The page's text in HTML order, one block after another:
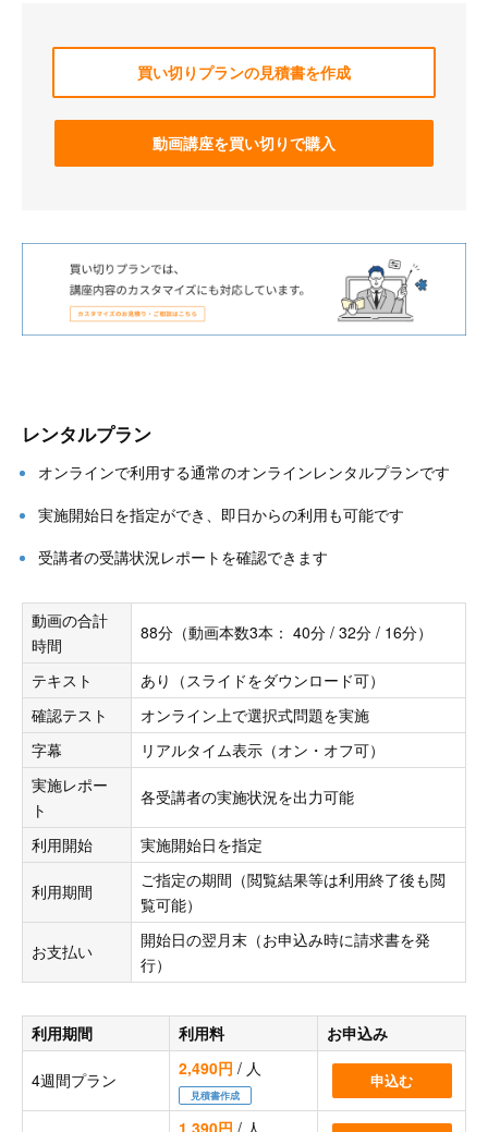
買い切りプランの見積書を作成
動画講座を買い切りで購入
レンタルプラン
オンラインで利用する通常のオンラインレンタルプランです
実施開始日を指定ができ、即日からの利用も可能です
受講者の受講状況レポートを確認できます
動画の合計
時間
88分（動画本数3本： 40分 / 32分 / 16分）
テキスト
あり（スライドをダウンロード可）
確認テスト
オンライン上で選択式問題を実施
字幕
リアルタイム表示（オン・オフ可）
実施レポー
ト
各受講者の実施状況を出力可能
利用開始 実施開始日を指定
利用期間
ご指定の期間（閲覧結果等は利用終了後も閲
覧可能）
お支払い
開始日の翌月末（お申込み時に請求書を発
行）
利用期間 利用料 お申込み
4週間プラン
2,490円 / 人
見積書作成
申込む
1,390円 / 人